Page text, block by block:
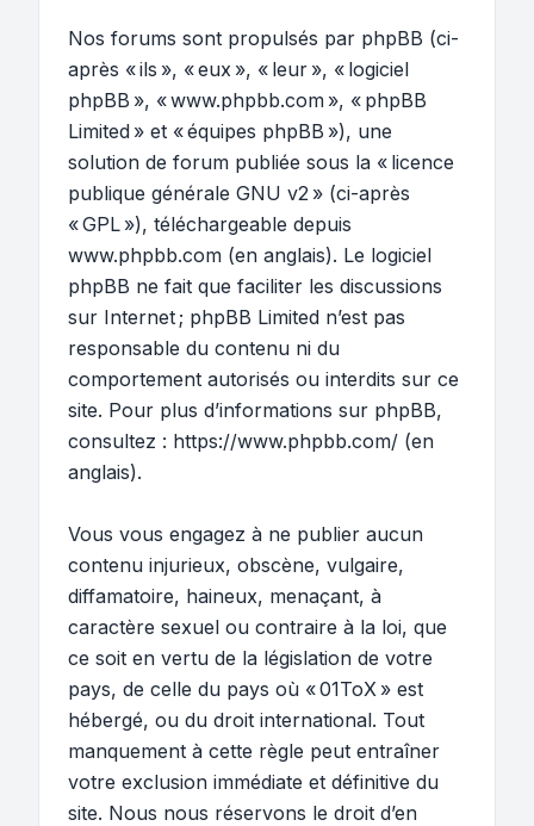
Nos forums sont propulsés par phpBB (ci-
après « ils », « eux », « leur », « logiciel
phpBB », « www.phpbb.com », « phpBB
Limited » et « équipes phpBB »), une
solution de forum publiée sous la « licence
publique générale GNU v2 » (ci-après
« GPL »), téléchargeable depuis
www.phpbb.com (en anglais). Le logiciel
phpBB ne fait que faciliter les discussions
sur Internet ; phpBB Limited n’est pas
responsable du contenu ni du
comportement autorisés ou interdits sur ce
site. Pour plus d’informations sur phpBB,
consultez : https://www.phpbb.com/ (en
anglais).
Vous vous engagez à ne publier aucun
contenu injurieux, obscène, vulgaire,
diffamatoire, haineux, menaçant, à
caractère sexuel ou contraire à la loi, que
ce soit en vertu de la législation de votre
pays, de celle du pays où « 01ToX » est
hébergé, ou du droit international. Tout
manquement à cette règle peut entraîner
votre exclusion immédiate et définitive du
site. Nous nous réservons le droit d’en